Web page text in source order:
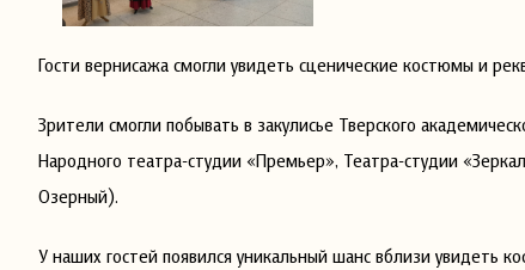
Гости вернисажа смогли увидеть сценические костюмы и
Зрители смогли побывать в закулисье Тверского
Народного театра-студии «Премьер», Театра-студии
Озерный).
У наших гостей появился уникальный шанс вблизи